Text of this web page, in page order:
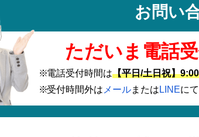
お問い
ただいま電話
電話受付時間は【平日/土日祝】
受付時間外は メールまたは LINEに